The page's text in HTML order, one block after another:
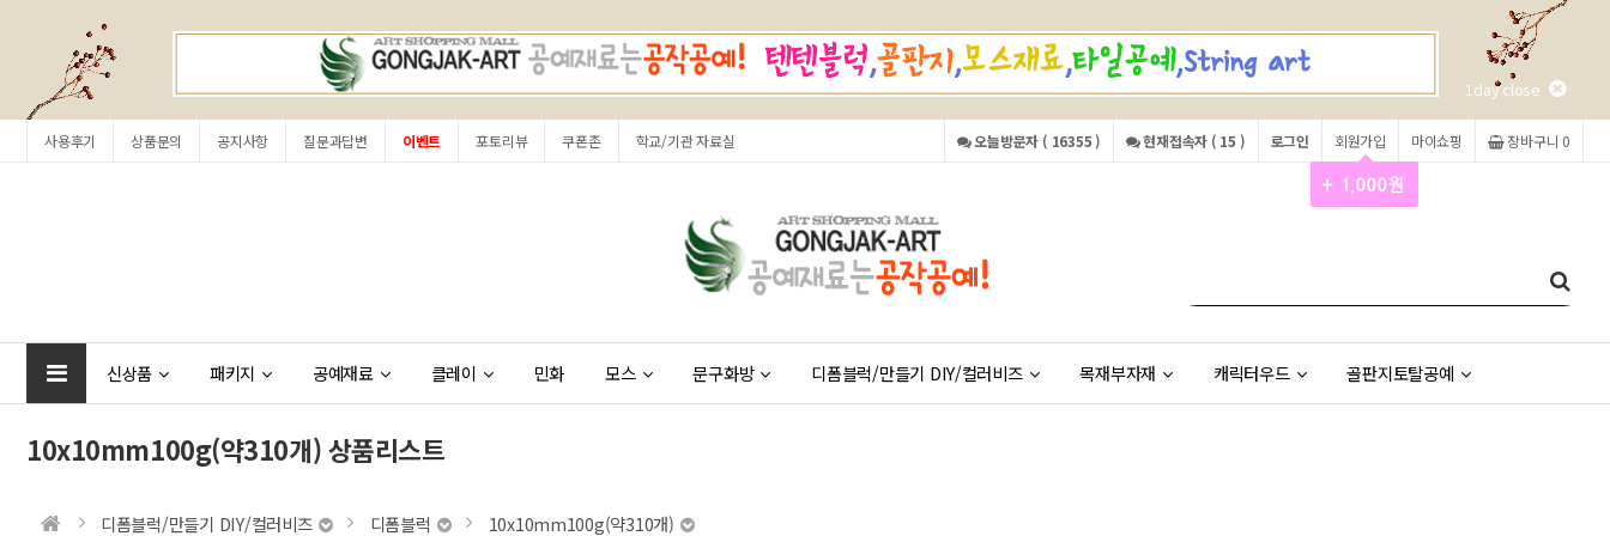
1day close
사용후기 상품문의 공지사항 질문과답변 이벤트 포토리뷰 쿠폰존 학교/기관 자료실 장바구니 0
마이쇼핑
회원가입
로그인
현재접속자 ( 15 )
오늘방문자 ( 16355 )
신상품 패키지 공예재료 클레이 민화 모스 문구화방 디폼블럭/만들기 DIY/컬러비즈 목재부자재 캐릭터우드 골판지토탈공예
10x10mm100g(약310개) 상품리스트
디폼블럭/만들기 DIY/컬러비즈 디폼블럭 10x10mm100g(약310개)